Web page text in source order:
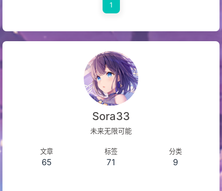
1
Sora33
未来无限可能
文章
65
标签
71
分类
9